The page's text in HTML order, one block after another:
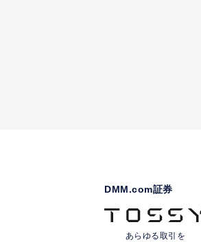
DMM.com証券
あらゆる取引を